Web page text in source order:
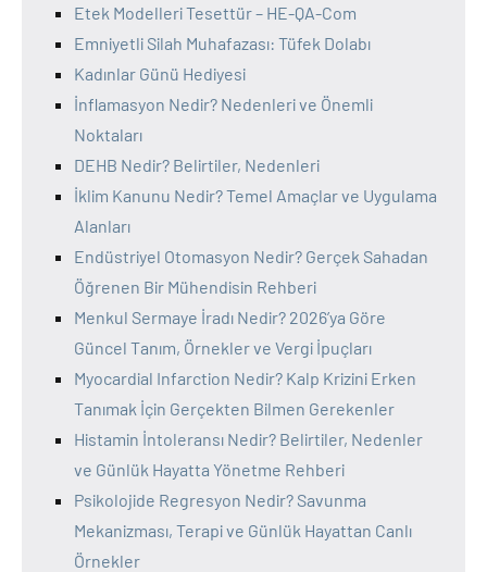
Etek Modelleri Tesettür – HE-QA-Com
Emniyetli Silah Muhafazası: Tüfek Dolabı
Kadınlar Günü Hediyesi
İnflamasyon Nedir? Nedenleri ve Önemli
Noktaları
DEHB Nedir? Belirtiler, Nedenleri
İklim Kanunu Nedir? Temel Amaçlar ve Uygulama
Alanları
Endüstriyel Otomasyon Nedir? Gerçek Sahadan
Öğrenen Bir Mühendisin Rehberi
Menkul Sermaye İradı Nedir? 2026’ya Göre
Güncel Tanım, Örnekler ve Vergi İpuçları
Myocardial Infarction Nedir? Kalp Krizini Erken
Tanımak İçin Gerçekten Bilmen Gerekenler
Histamin İntoleransı Nedir? Belirtiler, Nedenler
ve Günlük Hayatta Yönetme Rehberi
Psikolojide Regresyon Nedir? Savunma
Mekanizması, Terapi ve Günlük Hayattan Canlı
Örnekler